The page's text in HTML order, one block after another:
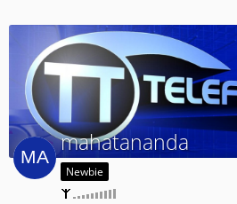
mahatananda
Newbie